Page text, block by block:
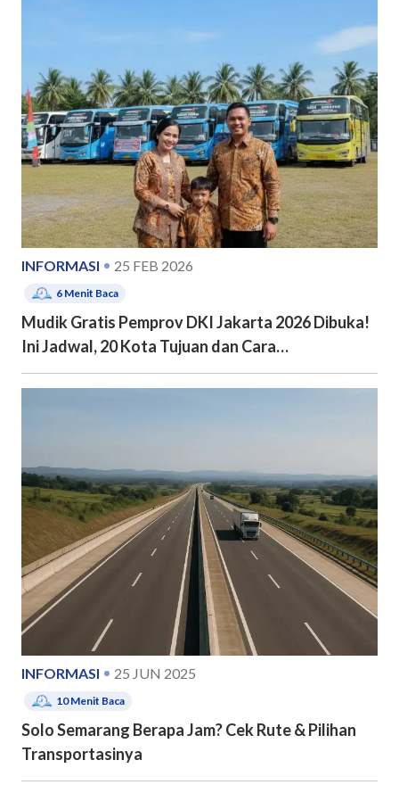
INFORMASI 25 FEB 2026
6 Menit Baca
Mudik Gratis Pemprov DKI Jakarta 2026 Dibuka!
Ini Jadwal, 20 Kota Tujuan dan Cara
Pendaftarannya
INFORMASI 25 JUN 2025
10Menit Baca
Solo Semarang Berapa Jam? Cek Rute & Pilihan
Transportasinya